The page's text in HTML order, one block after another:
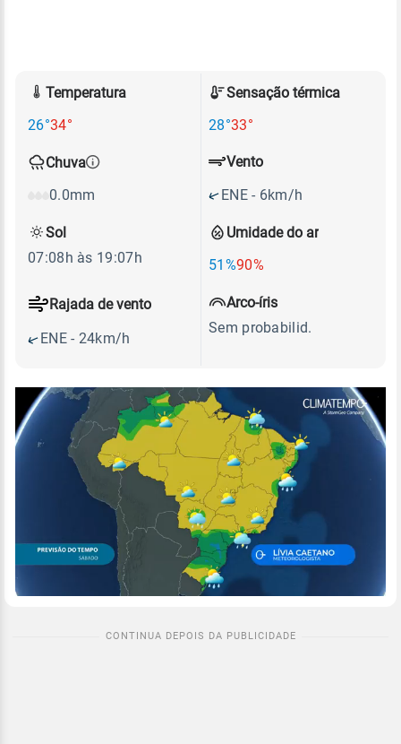
Temperatura
26°34°
Sensação térmica
28°33°
Chuva
0.0mm
Umidade do ar
51%90%
Vento
ENE - 6km/h
Rajada de vento
ENE - 24km/h
Sol
07:08h às 19:07h
Arco-íris
Sem probabilid.